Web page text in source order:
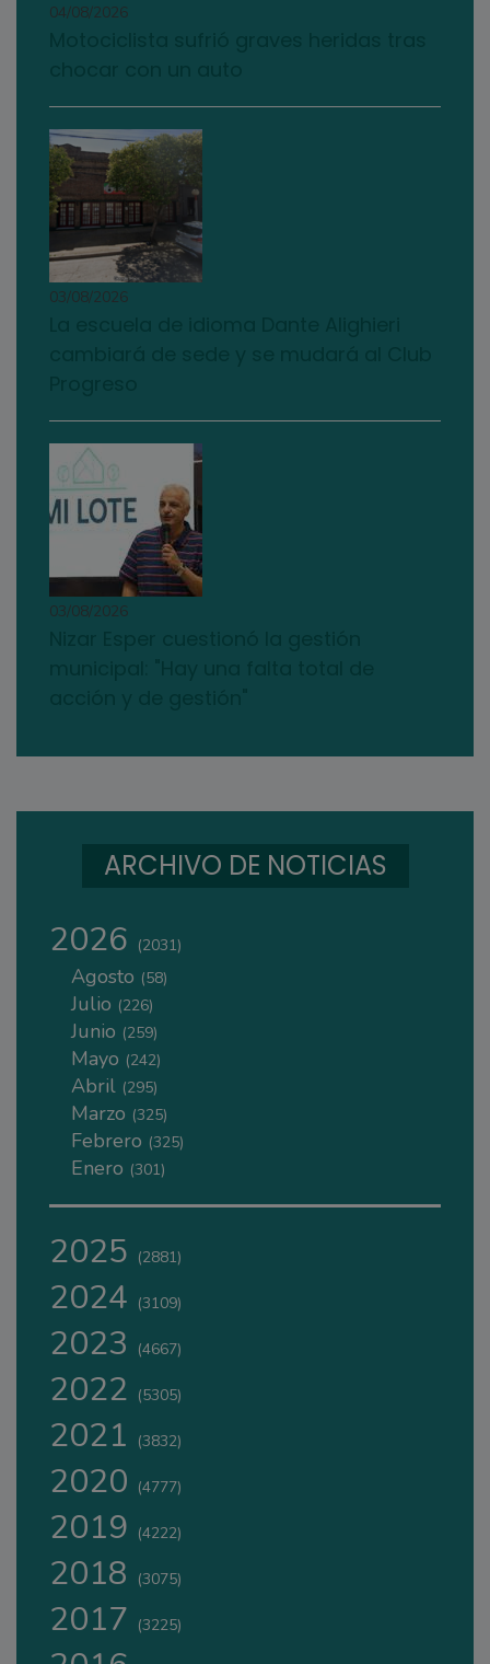
04/08/2026
03/08/2026
03/08/2026
ARCHIVO DE NOTICIAS
2026 (2031)
Agosto (58)
Julio (226)
Junio (259)
Mayo (242)
Abril (295)
Marzo (325)
Febrero (325)
Enero (301)
2025 (2881)
2024 (3109)
2023 (4667)
2022 (5305)
2021 (3832)
2020 (4777)
2019 (4222)
2018 (3075)
2017 (3225)